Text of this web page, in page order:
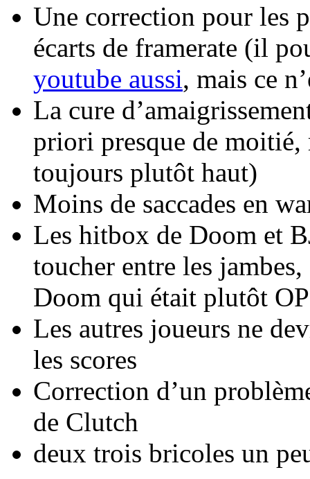
Une correction pour les
écarts de framerate (il
youtube aussi, mais ce
La cure
priori presque de moitié,
toujours plutôt haut)
Moins de saccades en
Les hitbox de Doom et
toucher entre les
Doom qui était plutôt
Les autres joueurs ne
les scores
Correction d’un
de Clutch
deux trois bricoles un